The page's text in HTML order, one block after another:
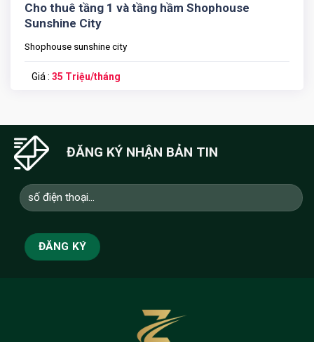
Cho thuê tầng 1 và tầng hầm Shophouse
Sunshine City
Shophouse sunshine city
Giá : 35 Triệu/tháng
ĐĂNG KÝ NHẬN BẢN TIN